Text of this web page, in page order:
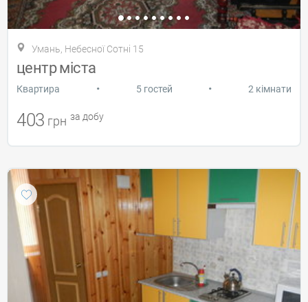
Умань, Небесної Сотні 15
центр міста
Квартира • 5 гостей • 2 кімнати
403 грн за добу